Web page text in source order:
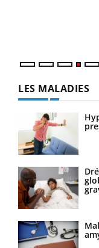
LES MALADIES